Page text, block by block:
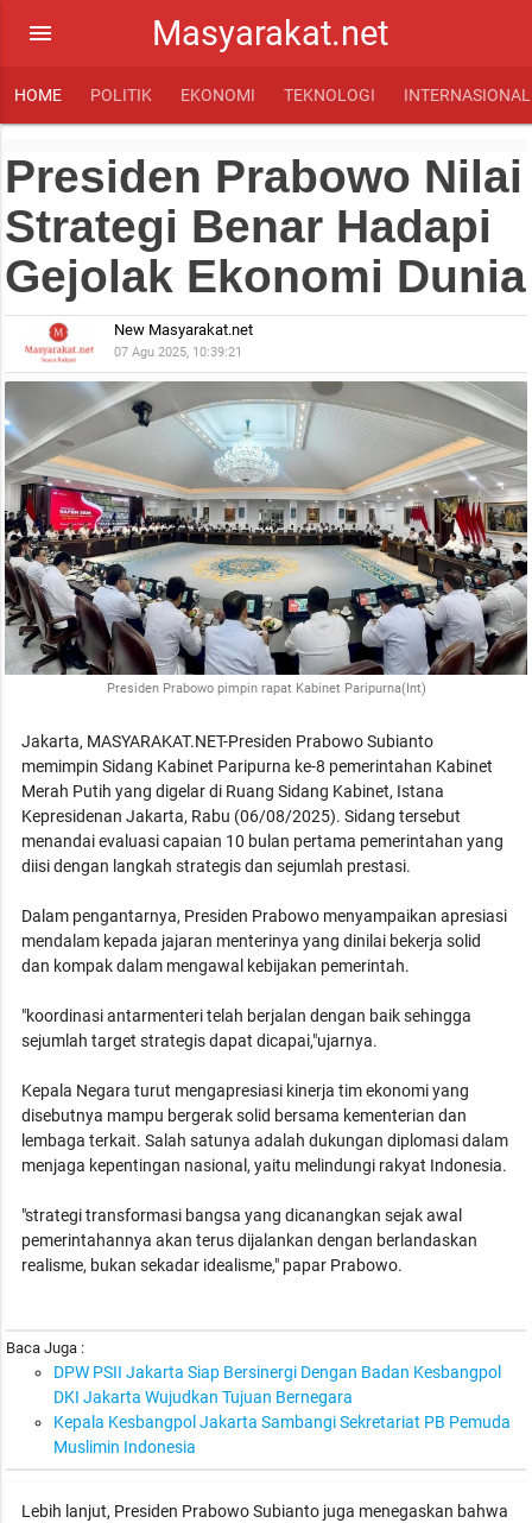
Masyarakat.net
menu
HOME POLITIK EKONOMI TEKNOLOGI INTERNASIONAL
Presiden Prabowo Nilai
Strategi Benar Hadapi
Gejolak Ekonomi Dunia
New Masyarakat.net
07 Agu 2025, 10:39:21
Presiden Prabowo pimpin rapat Kabinet Paripurna(Int)
Jakarta, MASYARAKAT.NET-Presiden Prabowo Subianto
memimpin Sidang Kabinet Paripurna ke-8 pemerintahan Kabinet
Merah Putih yang digelar di Ruang Sidang Kabinet, Istana
Kepresidenan Jakarta, Rabu (06/08/2025). Sidang tersebut
menandai evaluasi capaian 10 bulan pertama pemerintahan yang
diisi dengan langkah strategis dan sejumlah prestasi.
Dalam pengantarnya, Presiden Prabowo menyampaikan apresiasi
mendalam kepada jajaran menterinya yang dinilai bekerja solid
dan kompak dalam mengawal kebijakan pemerintah.
"koordinasi antarmenteri telah berjalan dengan baik sehingga
sejumlah target strategis dapat dicapai,"ujarnya.
Kepala Negara turut mengapresiasi kinerja tim ekonomi yang
disebutnya mampu bergerak solid bersama kementerian dan
lembaga terkait. Salah satunya adalah dukungan diplomasi dalam
menjaga kepentingan nasional, yaitu melindungi rakyat Indonesia.
"strategi transformasi bangsa yang dicanangkan sejak awal
pemerintahannya akan terus dijalankan dengan berlandaskan
realisme, bukan sekadar idealisme," papar Prabowo.
Baca Juga :
DPW PSII Jakarta Siap Bersinergi Dengan Badan Kesbangpol
DKI Jakarta Wujudkan Tujuan Bernegara
Kepala Kesbangpol Jakarta Sambangi Sekretariat PB Pemuda
Muslimin Indonesia
Lebih lanjut, Presiden Prabowo Subianto juga menegaskan bahwa